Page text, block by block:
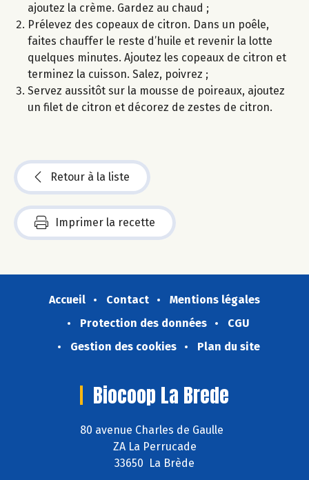
ajoutez la crème. Gardez au chaud ;
Prélevez des copeaux de citron. Dans un poêle,
faites chauffer le reste d’huile et revenir la lotte
quelques minutes. Ajoutez les copeaux de citron et
terminez la cuisson. Salez, poivrez ;
Servez aussitôt sur la mousse de poireaux, ajoutez
un filet de citron et décorez de zestes de citron.
Retour à la liste
Imprimer la recette
Accueil Contact
Mentions légales
Protection des données
CGU
Gestion des cookies
Plan du site
Biocoop La Brede
80 avenue Charles de Gaulle
ZA La Perrucade
33650 La Brède